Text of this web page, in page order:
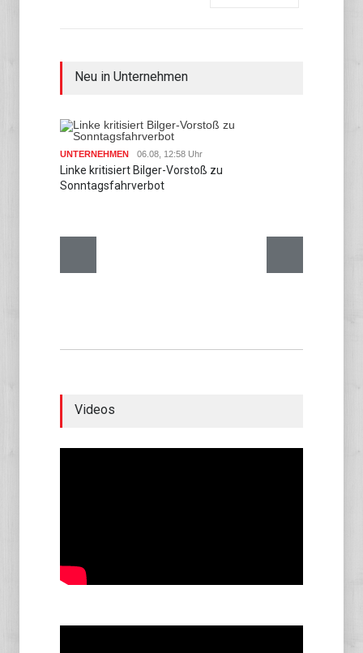
Neu in Unternehmen
UNTERNEHMEN 06.08, 12:58 Uhr
Linke kritisiert Bilger-Vorstoß zu
Sonntagsfahrverbot
Videos